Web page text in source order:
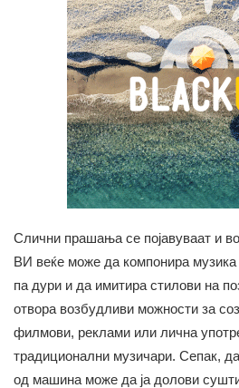
Слични прашања се појавуваат и во
ВИ веќе може да компонира
па дури и да имитира стилови на
отвора возбудливи можности за
филмови, реклами или лична
традиционални музичари. Сепак,
од машина може да ја долови